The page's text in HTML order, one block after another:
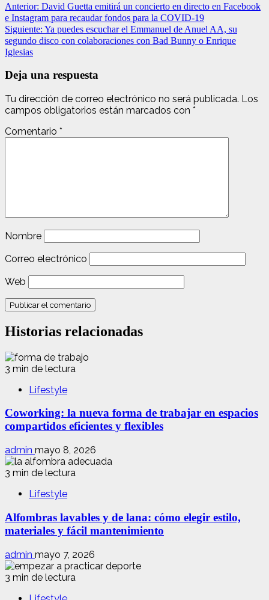
Anterior: David Guetta emitirá un concierto en directo en Facebook
e Instagram para recaudar fondos para la COVID-19
Siguiente: Ya puedes escuchar el Emmanuel de Anuel AA, su
segundo disco con colaboraciones con Bad Bunny o Enrique
Iglesias
Deja una respuesta
Tu dirección de correo electrónico no será publicada. Los
campos obligatorios están marcados con *
Comentario *
Nombre
Correo electrónico
Web
Historias relacionadas
3 min de lectura
Lifestyle
Coworking: la nueva forma de trabajar en espacios
compartidos eficientes y flexibles
admin mayo 8, 2026
3 min de lectura
Lifestyle
Alfombras lavables y de lana: cómo elegir estilo,
materiales y fácil mantenimiento
admin mayo 7, 2026
3 min de lectura